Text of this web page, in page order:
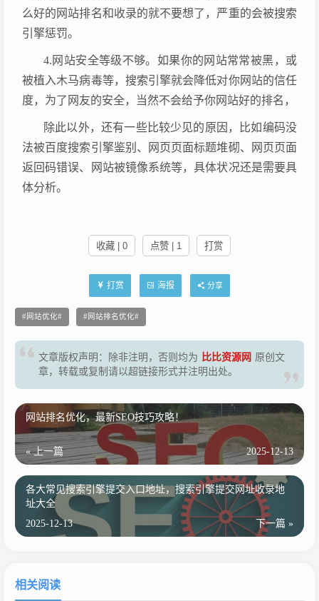
么好的网站排名和收录的就不要想了，严重的会被搜索
引擎惩罚。
4.网站安全等级不够。如果你的网站常常被黑，或
被植入木马病毒等，搜索引擎就会降低对你网站的信任
度，为了网友的安全，当然不会给予你网站好的排名，
除此以外，还有一些比较少见的原因，比如编码没
法被百度搜索引擎鉴别、网页页面标题堆砌、网页页面
返回码错误、网站被镜像系统等，具体状况还是需要具
体分析。
收藏 | 0 点赞 | 1 打赏
打赏 海报 分享
网站优化 网站排名优化
文章版权声明：除非注明，否则均为 比比资源网 原创文
章，转载或复制请以超链接形式并注明出处。
网站排名优化，最新SEO技巧攻略！
« 上一篇 2025-12-13
各大常见搜索引擎提交入口地址，搜索引擎提交网址收录地
址大全
下一篇 »
2025-12-13
相关阅读